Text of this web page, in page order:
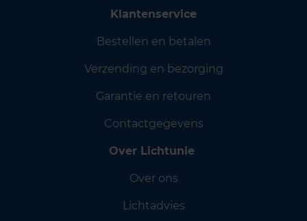
Klantenservice
Bestellen en betalen
Verzending en bezorging
Garantie en retouren
Contactgegevens
Over Lichtunie
Over ons
Lichtadvies